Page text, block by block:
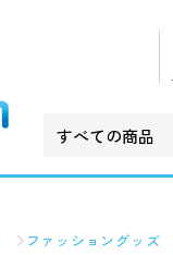
ファッショングッズ